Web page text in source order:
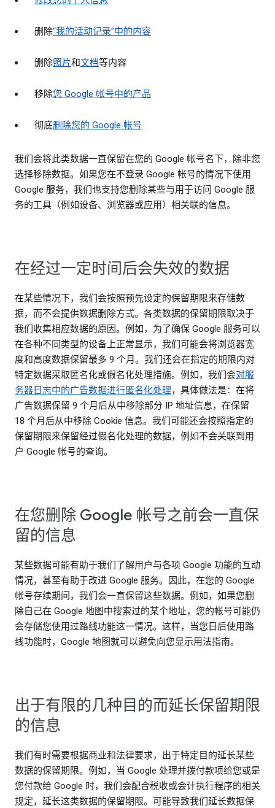
删除“我的活动记录”中的内容
删除照片和文档等内容
移除您 Google 帐号中的产品
彻底删除您的 Google 帐号
我们会将此类数据一直保留在您的 Google 帐号名下，除非您
选择移除数据。如果您在不登录 Google 帐号的情况下使用
Google 服务，我们也支持您删除某些与用于访问 Google 服
务的工具（例如设备、浏览器或应用）相关联的信息。
在经过一定时间后会失效的数据
在某些情况下，我们会按照预先设定的保留期限来存储数
据，而不会提供数据删除方式。各类数据的保留期限取决于
我们收集相应数据的原因。例如，为了确保 Google 服务可以
在各种不同类型的设备上正常显示，我们可能会将浏览器宽
度和高度数据保留最多 9 个月。我们还会在指定的期限内对
特定数据采取匿名化或假名化处理措施。例如，我们会对服
务器日志中的广告数据进行匿名化处理，具体做法是：在将
广告数据保留 9 个月后从中移除部分 IP 地址信息，在保留
18 个月后从中移除 Cookie 信息。我们可能还会按照指定的
保留期限来保留经过假名化处理的数据，例如不会关联到用
户 Google 帐号的查询。
在您删除 Google 帐号之前会一直保
留的信息
某些数据可能有助于我们了解用户与各项 Google 功能的互动
情况，甚至有助于改进 Google 服务。因此，在您的 Google
帐号存续期间，我们会一直保留这些数据。例如，如果您删
除自己在 Google 地图中搜索过的某个地址，您的帐号可能仍
会存储您使用过路线功能这一情况。这样，当您日后使用路
线功能时，Google 地图就可以避免向您显示用法指南。
出于有限的几种目的而延长保留期限
的信息
我们有时需要根据商业和法律要求，出于特定目的延长某些
数据的保留期限。例如，当 Google 处理并拨付款项给您或是
您付款给 Google 时，我们会配合税收或会计执行程序的相关
规定，延长这类数据的保留期限。可能导致我们延长数据保